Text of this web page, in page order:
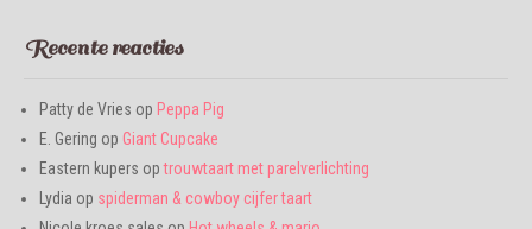
Recente reacties
Patty de Vries op Peppa Pig
E. Gering op Giant Cupcake
Eastern kupers optrouwtaart met parelverlichting
Lydia op spiderman & cowboy cijfer taart